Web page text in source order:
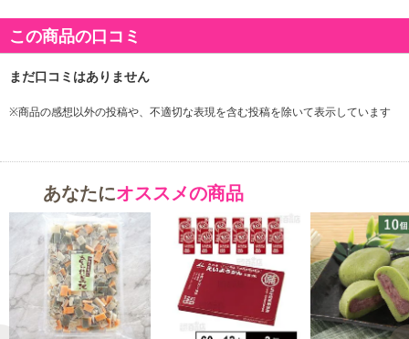
この商品の口コミ
※商品の感想以外の投稿や、不適切な表現を含む投稿を除いて表示しています
あなたにオススメの商品